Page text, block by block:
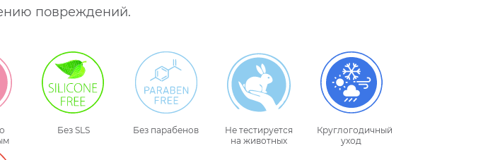
повреждений.
Без SLS Без парабенов
Не тестируется
на животных
Круглогодичный
уход